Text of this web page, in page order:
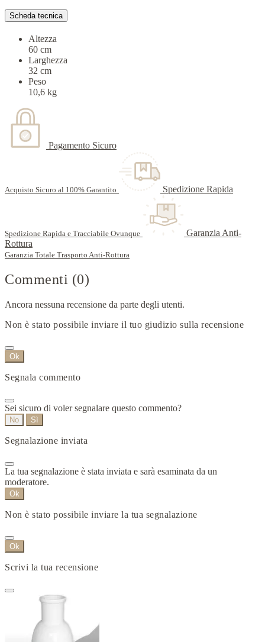
Scheda tecnica
Altezza
60 cm
Larghezza
32 cm
Peso
10,6 kg
Pagamento Sicuro
Acquisto Sicuro al 100% Garantito Spedizione Rapida
Spedizione Rapida e Tracciabile Ovunque
Garanzia Anti-
Rottura
Garanzia Totale Trasporto Anti-Rottura
Commenti (0)
Ancora nessuna recensione da parte degli utenti.
Non è stato possibile inviare il tuo giudizio sulla recensione
Ok
Segnala commento
Sei sicuro di voler segnalare questo commento?
No Sì
Segnalazione inviata
La tua segnalazione è stata inviata e sarà esaminata da un
moderatore.
Ok
Non è stato possibile inviare la tua segnalazione
Ok
Scrivi la tua recensione